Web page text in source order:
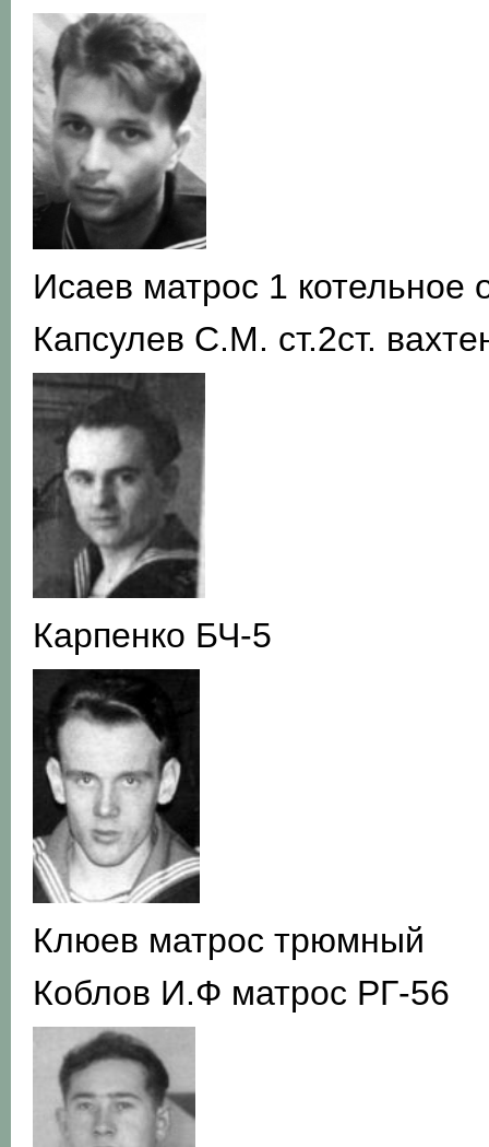
Исаев матрос 1 котельное
Капсулев С.М. ст.2ст.
Карпенко БЧ-5
Клюев матрос трюмный
Коблов И.Ф матрос РГ-56